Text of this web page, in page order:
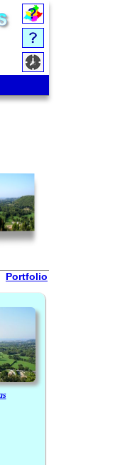
Portfolio